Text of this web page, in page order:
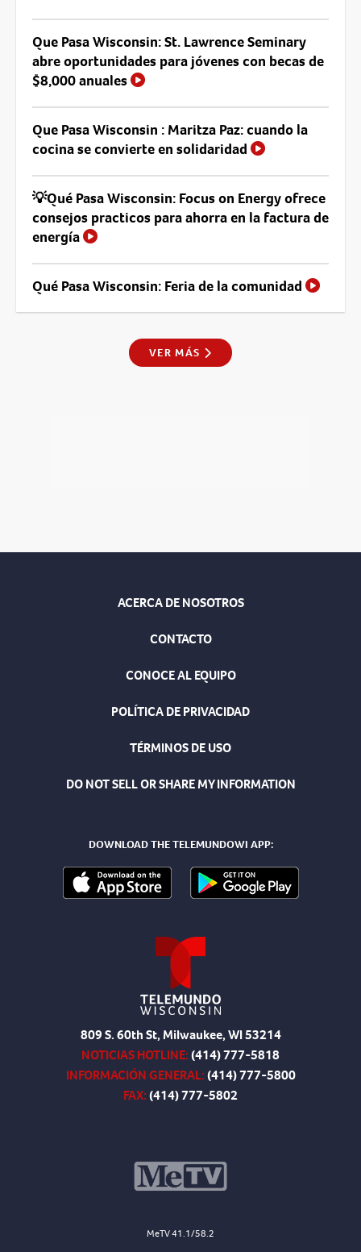
Que Pasa Wisconsin: St. Lawrence Seminary
abre oportunidades para jóvenes con becas de
$8,000 anuales
Que Pasa Wisconsin : Maritza Paz: cuando la
cocina se convierte en solidaridad
💡Qué Pasa Wisconsin: Focus on Energy ofrece
consejos practicos para ahorra en la factura de
energía
Qué Pasa Wisconsin: Feria de la comunidad
VER MÁS
ACERCA DE NOSOTROS
CONTACTO
CONOCE AL EQUIPO
POLÍTICA DE PRIVACIDAD
TÉRMINOS DE USO
DO NOT SELL OR SHARE MY INFORMATION
DOWNLOAD THE TELEMUNDOWI APP:
809 S. 60th St, Milwaukee, WI 53214
NOTICIAS HOTLINE:(414) 777-5818
INFORMACIÓN GENERAL:(414) 777-5800
FAX:(414) 777-5802
MeTV 41.1/58.2